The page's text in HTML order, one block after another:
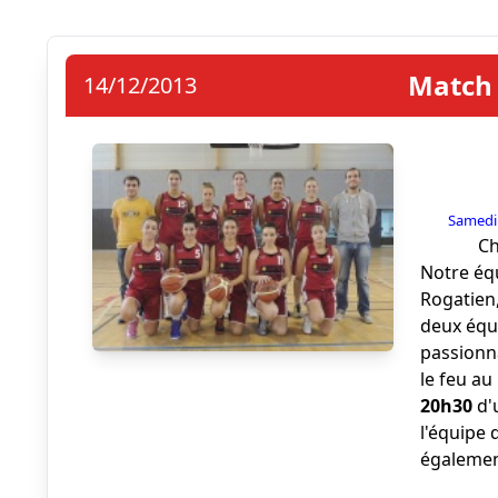
14/12/2013 Match
Notre
deux
le feu
20h30
l'équipe